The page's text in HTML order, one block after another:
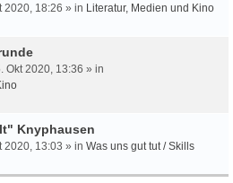
2020, 18:26 » in Literatur, Medien und Kino
Okt 2020, 13:36 » in
Knyphausen
2020, 13:03 » in Was uns gut tut / Skills